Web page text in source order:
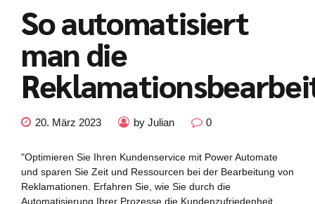
So automatisiert
man die
20. März 2023 by Julian 0
"Optimieren Sie Ihren Kundenservice mit Power Automate
und sparen Sie Zeit und Ressourcen bei der Bearbeitung von
Reklamationen. Erfahren Sie, wie Sie durch die
Automatisierung Ihrer Prozesse die Kundenzufriedenheit